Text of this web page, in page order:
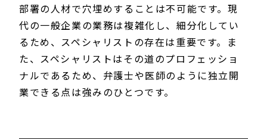
部署の人材で穴埋めすることは不可能です。現
代の一般企業の業務は複雑化し、細分化してい
るため、スペシャリストの存在は重要です。ま
た、スペシャリストはその道のプロフェッショ
ナルであるため、弁護士や医師のように独立開
業できる点は強みのひとつです。